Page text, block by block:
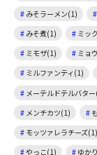
みそラーメン(1)
みそ煮(1)
ミッ
ミモザ(1)
ミョ
ミルファンティ(1)
メーテルドテルバタ
メンチカツ(1)
モッツァレラチーズ(1)
やっこ(1)
ゆか